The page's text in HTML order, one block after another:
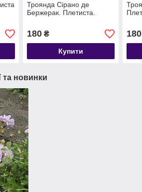
Троянда Сірано де
Бержерак. Плетиста.
180₴
Купити
180
та новинки